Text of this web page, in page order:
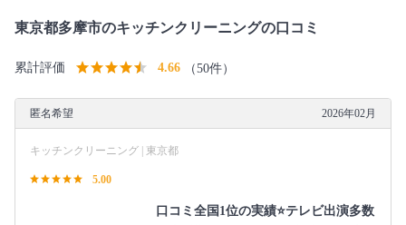
東京都多摩市のキッチンクリーニングの口コミ
累計評価 4.66 （50件）
匿名希望 2026年02月
キッチンクリーニング | 東京都
5.00
口コミ全国1位の実績⭐テレビ出演多数